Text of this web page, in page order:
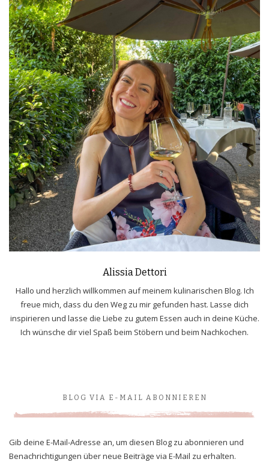
Alissia Dettori
Hallo und herzlich willkommen auf meinem kulinarischen Blog. Ich
freue mich, dass du den Weg zu mir gefunden hast. Lasse dich
inspirieren und lasse die Liebe zu gutem Essen auch in deine Küche.
Ich wünsche dir viel Spaß beim Stöbern und beim Nachkochen.
BLOG VIA E-MAIL ABONNIEREN
Gib deine E-Mail-Adresse an, um diesen Blog zu abonnieren und
Benachrichtigungen über neue Beiträge via E-Mail zu erhalten.